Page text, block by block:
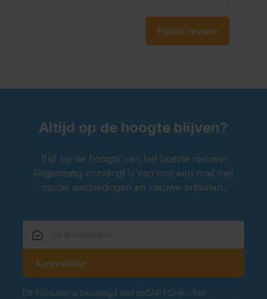
Plaats review
Altijd op de hoogte blijven?
Blijf op de hoogte van het laatste nieuws!
Regelmatig ontvangt u van ons een mail met
mooie aanbiedingen en nieuwe artikelen.
Aanmelden
Dit formulier is beveiligd met reCAPTCHA - het